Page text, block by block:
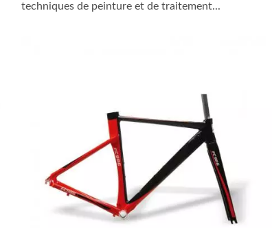
techniques de peinture et de traitement...